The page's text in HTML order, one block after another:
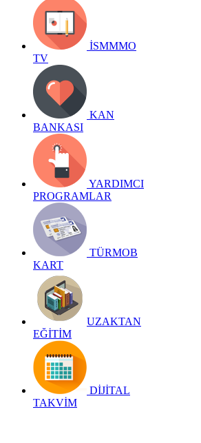
İSMMMO
TV
KAN
BANKASI
YARDIMCI
PROGRAMLAR
TÜRMOB
KART
UZAKTAN
EĞİTİM
DİJİTAL
TAKVİM